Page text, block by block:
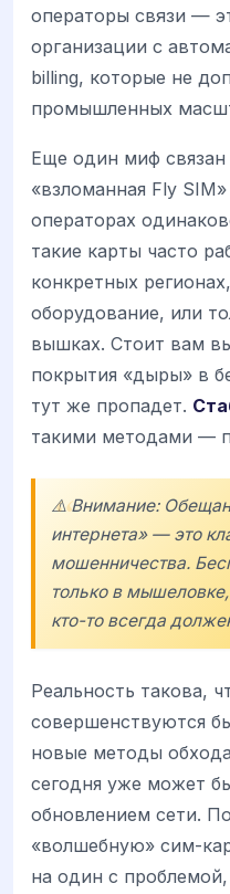
операторы связи —
организации с
billing, которые не
промышленных
Еще один миф
«взломанная Fly
операторах
такие карты часто
конкретных
оборудование, или
вышках. Стоит вам
покрытия «дыры» в
тут же пропадет.
такими методами —
⚠️ Внимание:
интернета» — это
мошенничества.
только в
кто-то всегда
Реальность такова,
совершенствуются
новые методы
сегодня уже может
обновлением сети.
«волшебную» сим-
на один с